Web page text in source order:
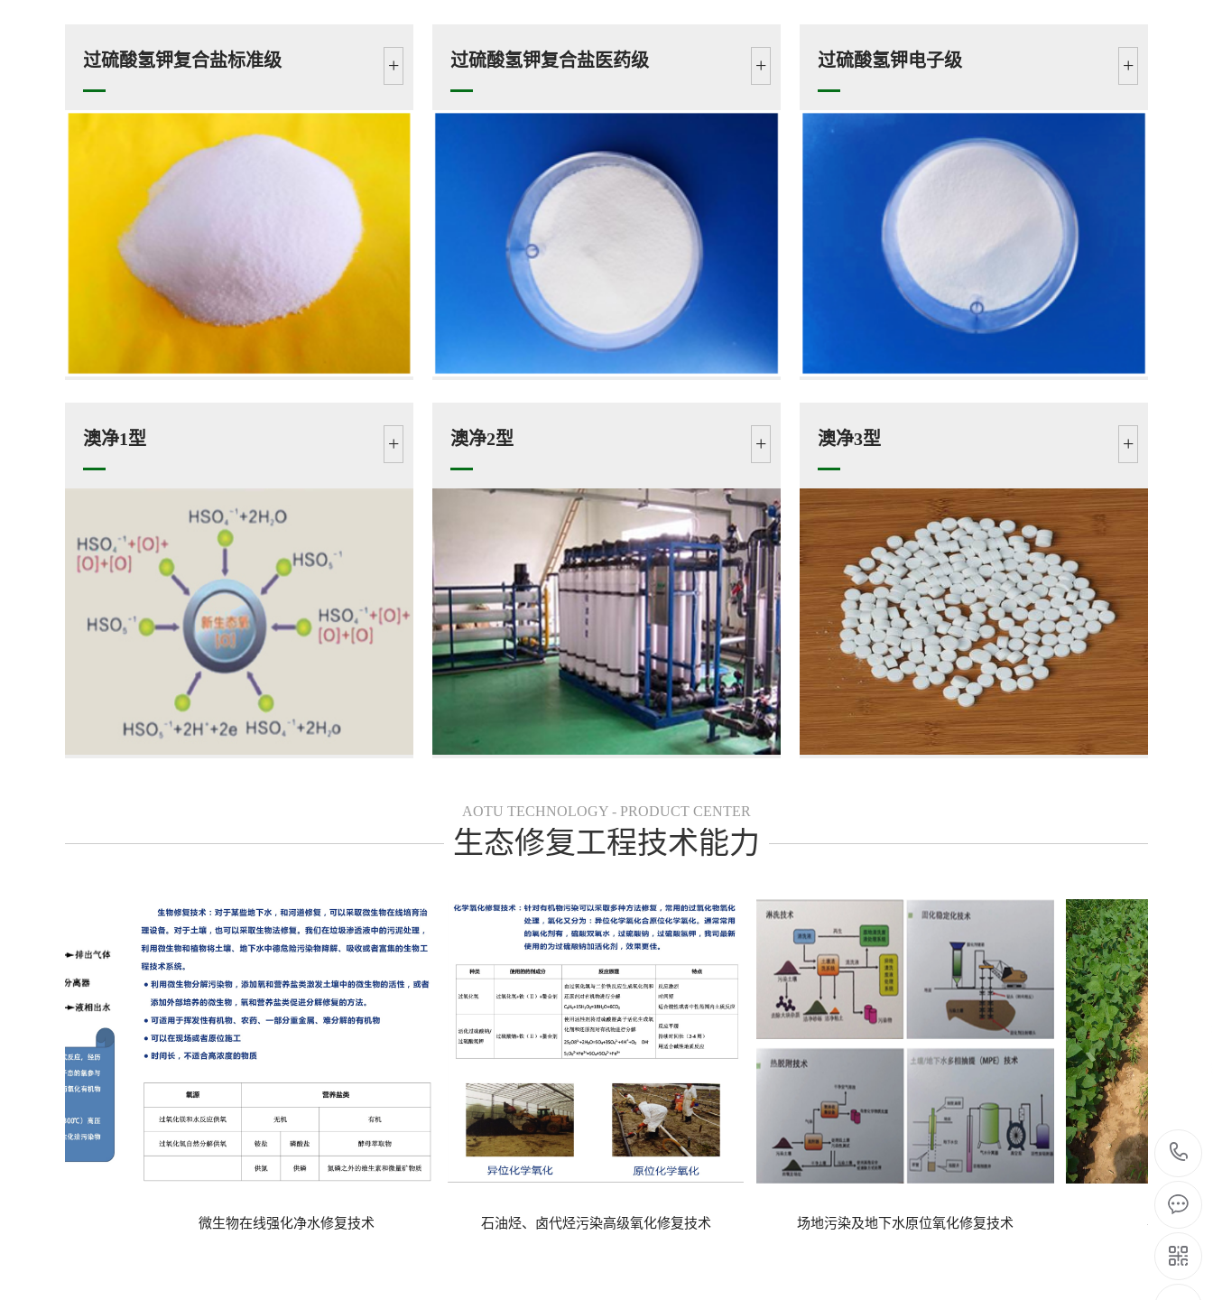
+
过硫酸氢钾复合盐标准级 +
过硫酸氢钾复合盐医药级 +
过硫酸氢钾电子级
+
澳净1型 +
澳净2型 +
澳净3型
AOTU TECHNOLOGY - PRODUCT CENTER
生态修复工程技术能力
石油烃、卤代烃污染高级氧化修复技术 场地污染及地下水原位氧化修复技术 农田污染综合改良技术